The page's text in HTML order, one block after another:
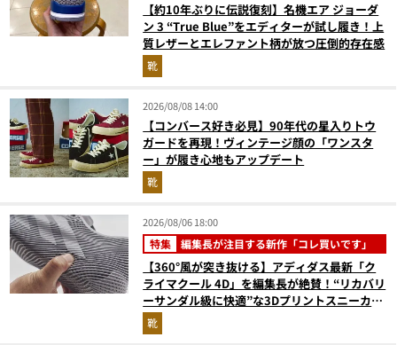
【約10年ぶりに伝説復刻】名機エア ジョーダ
ン 3 “True Blue”をエディターが試し履き！上
質レザーとエレファント柄が放つ圧倒的存在感
靴
2026/08/08 14:00
【コンバース好き必見】90年代の星入りトウ
ガードを再現！ヴィンテージ顔の「ワンスタ
ー」が履き心地もアップデート
靴
2026/08/06 18:00
特集 編集長が注目する新作「コレ買いです」
【360°風が突き抜ける】アディダス最新「ク
ライマクール 4D」を編集長が絶賛！“リカバリ
ーサンダル級に快適”な3Dプリントスニーカー
『コレ買いです』Vol.173
靴